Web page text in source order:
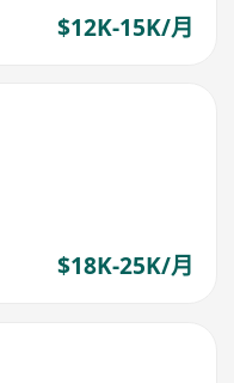
$12K-15K/月
$18K-25K/月